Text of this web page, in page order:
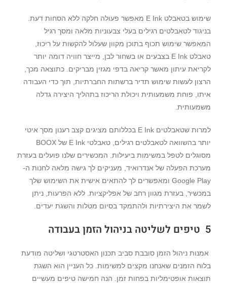
שימוש בטאבלט E Ink מאפשר פעולה חלקה ללא הסחות דעת.
בניגוד לטאבלטים רגילים בעלי צבעוניות מלאה ומסך רגיל
המאפשר שימוש תכוף בתוכן מקוון שעלול להקשות על ריכוז,
טאבלט E Ink בצבעים או בשחור לבן, מייצר חוויה דומה יותר
לקריאת עיתון מאשר קריאה בדפי מגזין מבריקים. כתוצאה מכך,
הרצון לעשות שימוש תדיר ברשתות החברתיות, תוך כדי העבודה
איתו, פוחת משמעותית ויכולת הריכוז בתהליך היצירה גדלה
משמעותית.
למרות שטאבלטים E Ink בכללותם מציגים קצב רענון מסך איטי
יותר בהשוואה לטאבלטים רגילים, טאבלטי E Ink של BOOX
מסוגלים לטפל במשימות ביעילות. המכשירים שלנו פועלים בעזרת
מערכת הפעלה של אנדרואיד, מעניקים לך גישה מלאה לחנות ה-
Google Play ומאפשרים לך להתאים אישית את השימוש שלך
במכשיר, בעזרת מגוון רחב של אפליקציות. ללא הפרעות, ניתן
לשמר את היצירתיות ולהתמקד בסיום מטלות והשגת יעדים.
5 טיפים לשליטה בניהול הזמן בעבודה
אמנות ניהול הזמן סובבת סביב תכנון האסטרטגי ושליטה מודעת
בלוח הזמנים שאנחנו מקצים למשימות. כל העניין הוא השגת
תוצאות אופטימליות בפחות זמן. הנה חמישה טיפים מעשיים